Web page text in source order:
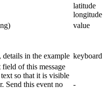
latitude
longitude
value
, details in the example keyboard
field of this message
so that it is visible
Send this event no
-